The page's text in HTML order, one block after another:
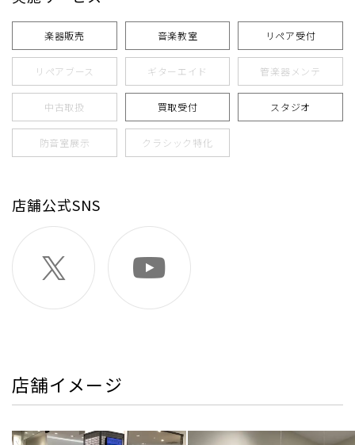
楽器販売 音楽教室 リペア受付
リペアブース ギターエイド 管楽器メンテ
中古取扱 買取受付 スタジオ
防音室展示 クラシック特化
店舗公式SNS
店舗イメージ